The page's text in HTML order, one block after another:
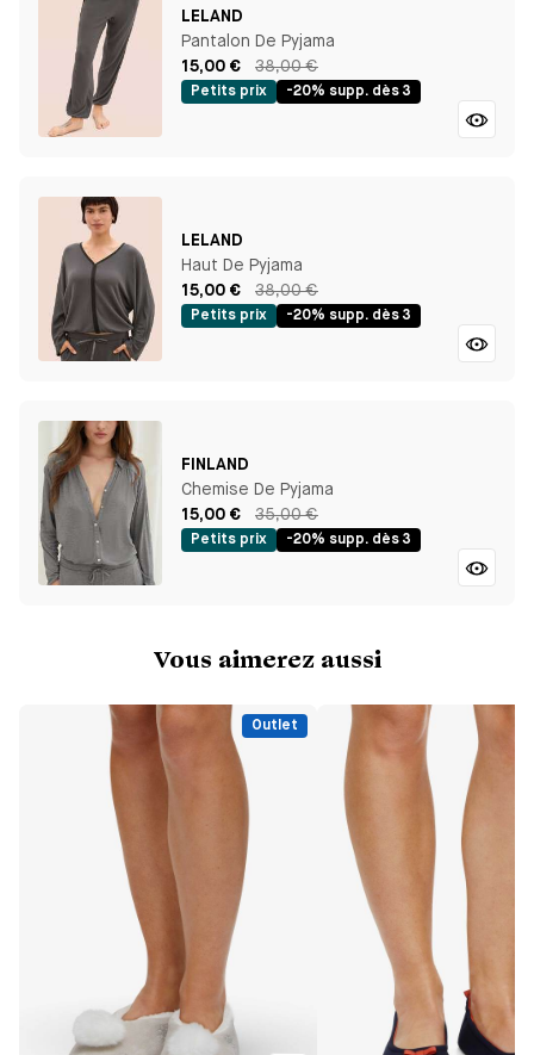
LELAND
Pantalon De Pyjama
15,00 €
38,00 €
Petits prix -20% supp. dès 3
LELAND
Haut De Pyjama
15,00 €
38,00 €
Petits prix -20% supp. dès 3
FINLAND
Chemise De Pyjama
15,00 €
35,00 €
Petits prix -20% supp. dès 3
Vous aimerez aussi
Outlet